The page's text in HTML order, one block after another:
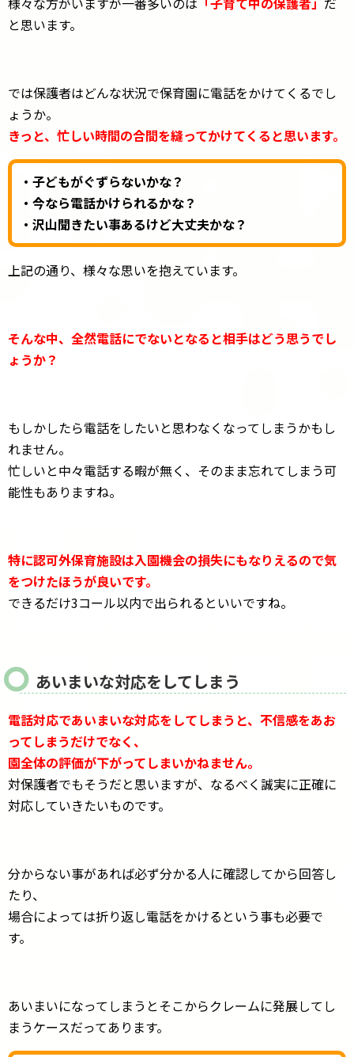
と思います。
では保護者はどんな状況で保育園に電話をかけてくるでし
ょうか。
きっと、忙しい時間の合間を縫ってかけてくると思います。
・子どもがぐずらないかな？
・今なら電話かけられるかな？
・沢山聞きたい事あるけど大丈夫かな？
上記の通り、様々な思いを抱えています。
そんな中、全然電話にでないとなると相手はどう思うでし
ょうか？
もしかしたら電話をしたいと思わなくなってしまうかもし
れません。
忙しいと中々電話する暇が無く、そのまま忘れてしまう可
能性もありますね。
特に認可外保育施設は入園機会の損失にもなりえるので気
をつけたほうが良いです。
できるだけ3コール以内で出られるといいですね。
あいまいな対応をしてしまう
電話対応であいまいな対応をしてしまうと、不信感をあお
ってしまうだけでなく、
園全体の評価が下がってしまいかねません。
対保護者でもそうだと思いますが、なるべく誠実に正確に
対応していきたいものです。
分からない事があれば必ず分かる人に確認してから回答し
たり、
場合によっては折り返し電話をかけるという事も必要で
す。
あいまいになってしまうとそこからクレームに発展してし
まうケースだってあります。